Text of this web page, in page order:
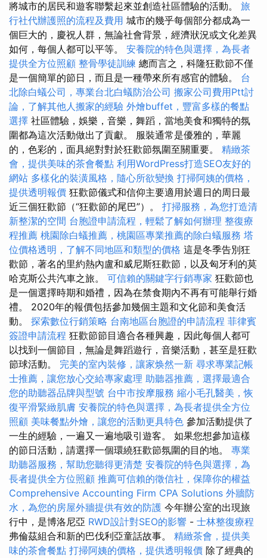
將城市的居民和遊客聯繫起來並創造社區體驗的活動。 旅
行社代辦護照的流程及費用 城市的幾乎每個部分都成為一
個巨大的，慶祝人群，無論社會背景，經濟狀況或文化差異
如何，每個人都可以平等。 安養院的特色與選擇，為長者
提供全方位照顧 整骨學徒訓練 總而言之，科隆狂歡節不僅
是一個簡單的節日，而且是一種帶來所有感官的體驗。 台
北除白蟻公司，專業台北白蟻防治公司 搬家公司費用Ptt討
論，了解其他人搬家的經驗 外燴buffet，豐富多樣的餐點
選擇 社區體驗，娛樂，音樂，舞蹈，當地美食和獨特的氛
圍都為這次活動做出了貢獻。 服裝通常是優雅的，華麗
的，色彩的，面具絕對對於狂歡節氛圍至關重要。 精緻茶
會，提供美味的茶會餐點 利用WordPress打造SEO友好的
網站 多樣化的裝潢風格，隨心所欲變換 打掃阿姨的價格，
提供透明報價 狂歡節儀式和信仰主要適用於週日的周日最
近三個狂歡節（“狂歡節的尾巴”）。 打掃服務，為您打造清
新整潔的空間 台胞證申請流程，輕鬆了解如何辦理 整復療
程推薦 桃園除白蟻推薦，桃園區專業推薦的除白蟻服務 塔
位價格透明，了解不同地區和類型的價格 這是冬季告別狂
歡節，著名的里約熱內盧和威尼斯狂歡節，以及匈牙利的莫
哈克斯公共汽車之旅。 可信賴的關鍵字行銷專家 狂歡節也
是一個選擇時期和婚禮，因為在禁食期內不再有可能舉行婚
禮。 2020年的報價包括參加幾個主題和文化節和美食活
動。 探索數位行銷策略 台南地區台胞證的申請流程 菲律賓
簽證申請流程 狂歡節節目適合各種興趣，因此每個人都可
以找到一個節目，無論是舞蹈遊行，音樂活動，甚至是狂歡
節球活動。 完美的室內裝修，讓家焕然一新 尋求專業記帳
士推薦，讓您放心交給專家處理 助聽器推薦，選擇最適合
您的助聽器品牌與型號 台中市按摩服務 縮小毛孔醫美，恢
復平滑緊緻肌膚 安養院的特色與選擇，為長者提供全方位
照顧 美味餐點外燴，讓您的活動更具特色 參加活動提供了
一生的經驗，一遍又一遍地吸引遊客。 如果您想參加這樣
的節日活動，請選擇一個環繞狂歡節氛圍的目的地。 專業
助聽器服務，幫助您聽得更清楚 安養院的特色與選擇，為
長者提供全方位照顧 推薦可信賴的徵信社，保障你的權益
Comprehensive Accounting Firm CPA Solutions 外牆防
水，為您的房屋外牆提供有效的防護 今年辦公室的出現旅
行中，是博洛尼亞 RWD設計對SEO的影響 - 士林整復療程
弗倫茲組合和新的巴伐利亞童話故事。 精緻茶會，提供美
味的茶會餐點 打掃阿姨的價格，提供透明報價 除了經典的